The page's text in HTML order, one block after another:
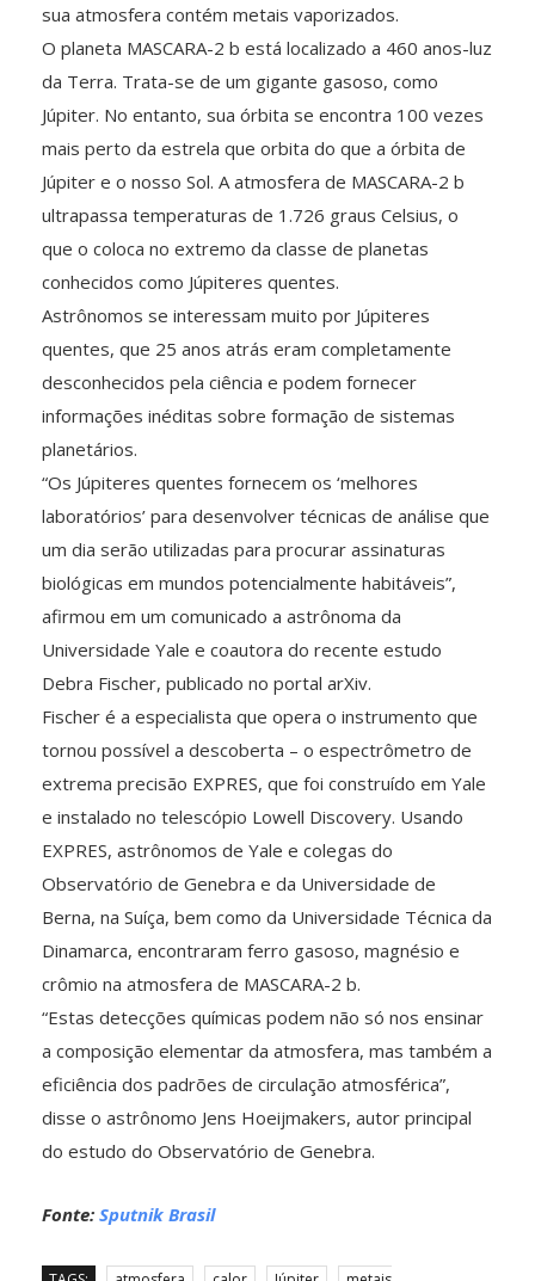
sua atmosfera contém metais vaporizados.
O planeta MASCARA-2 b está localizado a 460 anos-luz
da Terra. Trata-se de um gigante gasoso, como
Júpiter. No entanto, sua órbita se encontra 100 vezes
mais perto da estrela que orbita do que a órbita de
Júpiter e o nosso Sol. A atmosfera de MASCARA-2 b
ultrapassa temperaturas de 1.726 graus Celsius, o
que o coloca no extremo da classe de planetas
conhecidos como Júpiteres quentes.
Astrônomos se interessam muito por Júpiteres
quentes, que 25 anos atrás eram completamente
desconhecidos pela ciência e podem fornecer
informações inéditas sobre formação de sistemas
planetários.
“Os Júpiteres quentes fornecem os ‘melhores
laboratórios’ para desenvolver técnicas de análise que
um dia serão utilizadas para procurar assinaturas
biológicas em mundos potencialmente habitáveis”,
afirmou em um comunicado a astrônoma da
Universidade Yale e coautora do recente estudo
Debra Fischer, publicado no portal arXiv.
Fischer é a especialista que opera o instrumento que
tornou possível a descoberta – o espectrômetro de
extrema precisão EXPRES, que foi construído em Yale
e instalado no telescópio Lowell Discovery. Usando
EXPRES, astrônomos de Yale e colegas do
Observatório de Genebra e da Universidade de
Berna, na Suíça, bem como da Universidade Técnica da
Dinamarca, encontraram ferro gasoso, magnésio e
crômio na atmosfera de MASCARA-2 b.
“Estas detecções químicas podem não só nos ensinar
a composição elementar da atmosfera, mas também a
eficiência dos padrões de circulação atmosférica”,
disse o astrônomo Jens Hoeijmakers, autor principal
do estudo do Observatório de Genebra.
Fonte: Sputnik Brasil